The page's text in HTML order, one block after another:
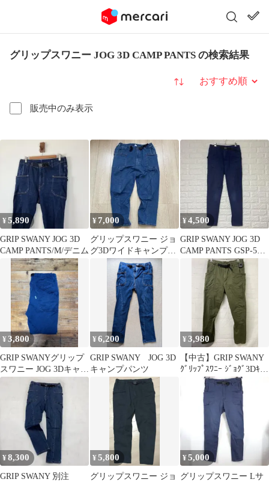
グリップスワニー JOG 3D CAMP PANTS の検索結果
販売中のみ表示
並び替え
¥5,890
GRIP SWANY JOG 3D
CAMP PANTS/M/デニム
¥7,000
グリップスワニー ジョ
グ3Dワイドキャンプパ
ンツ ライトインディゴ
¥4,500
GRIP SWANY JOG 3D
CAMP PANTS GSP-55
¥3,800
GRIP SWANYグリップ
スワニー JOG 3Dキャン
プパンツ ネイビーGパ
¥6,200
GRIP SWANY JOG 3D
キャンプパンツ
¥3,980
【中古】GRIP SWANY
ｸﾞﾘｯﾌﾟｽﾜﾆｰ ｼﾞｮｸﾞ3Dｷｬﾝ
ﾌﾟﾊﾟﾝﾂ GSP-55 ｶｰｷ S
991929313
¥8,300
GRIP SWANY 別注
¥5,800
グリップスワニー ジョ
¥5,000
グリップスワニー Lサ